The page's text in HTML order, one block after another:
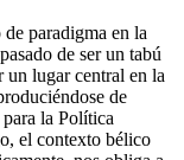
paradigma en la
de ser un tabú
un lugar central en la
de
la Política
el contexto bélico